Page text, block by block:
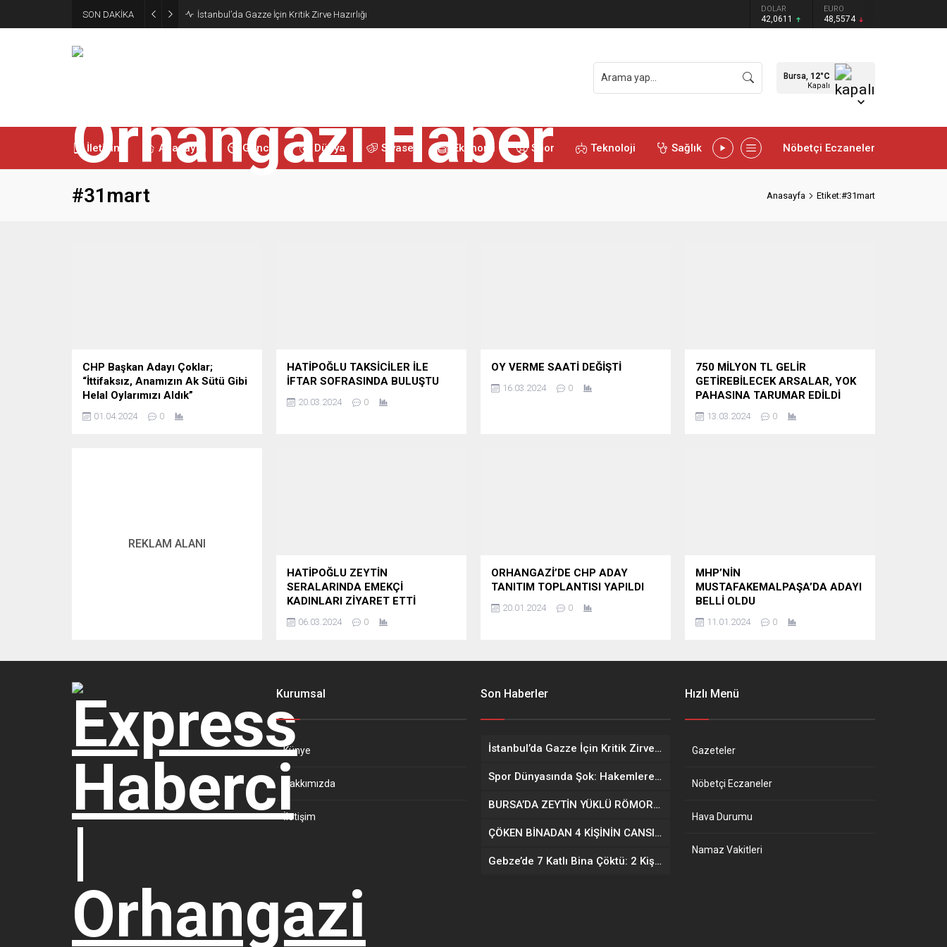
SON DAKİKA İstanbul’da Gazze İçin Kritik Zirve Hazırlığı DOLAR
42,0611
EURO
48,5574
Bursa, 12°C
Kapalı
İletişim Anasayfa Güncel Dünya Siyaset Ekonomi Spor Teknoloji Sağlık Nöbetçi Eczaneler
#31mart Anasayfa Etiket:#31mart
CHP Başkan Adayı Çoklar;
“İttifaksız, Anamızın Ak Sütü Gibi
Helal Oylarımızı Aldık”
01.04.2024 0
HATİPOĞLU TAKSİCİLER İLE
İFTAR SOFRASINDA BULUŞTU
20.03.2024 0
OY VERME SAATİ DEĞİŞTİ
16.03.2024 0
750 MİLYON TL GELİR
GETİREBİLECEK ARSALAR, YOK
PAHASINA TARUMAR EDİLDİ
13.03.2024 0
REKLAM ALANI
HATİPOĞLU ZEYTİN
SERALARINDA EMEKÇİ
KADINLARI ZİYARET ETTİ
06.03.2024 0
ORHANGAZİ’DE CHP ADAY
TANITIM TOPLANTISI YAPILDI
20.01.2024 0
MHP’NİN
MUSTAFAKEMALPAŞA’DA ADAYI
BELLİ OLDU
11.01.2024 0
Kurumsal
Künye
Hakkımızda
İletişim
Son Haberler
İstanbul’da Gazze İçin Kritik Zirve Hazırlığı
Spor Dünyasında Şok: Hakemlere Toplu Görev Yasağı
BURSA’DA ZEYTİN YÜKLÜ RÖMORK DEVRİLDİ: 3 YARALI
ÇÖKEN BİNADAN 4 KİŞİNİN CANSIZ BEDENİ ÇIKARILDI
Gebze’de 7 Katlı Bina Çöktü: 2 Kişi Hayatını Kaybetti, “Kolon Çatlağı” İddiası Araştırılıyor
Hızlı Menü
Gazeteler
Nöbetçi Eczaneler
Hava Durumu
Namaz Vakitleri